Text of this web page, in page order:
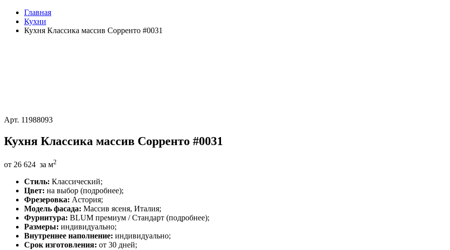
Главная
Кухни
Кухня Классика массив Сорренто #0031
Арт. 11988093
Кухня Классика массив Сорренто #0031
от 26 624 за м2
Стиль: Классический;
Цвет: на выбор (подробнее);
Фрезеровка: Астория;
Модель фасада: Массив ясеня, Италия;
Фурнитура: BLUM премиум / Стандарт (подробнее);
Размеры: индивидуально;
Внутреннее наполнение: индивидуально;
Срок изготовления: от 30 дней;